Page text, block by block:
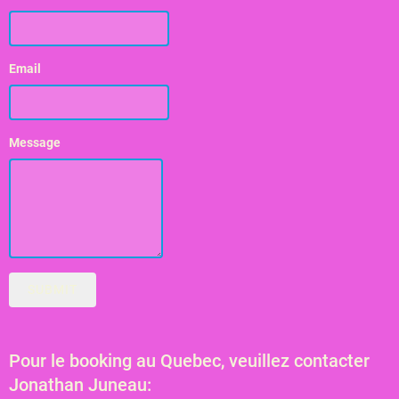
Email
Message
SUBMIT
Pour le booking au Quebec, veuillez contacter
Jonathan Juneau: